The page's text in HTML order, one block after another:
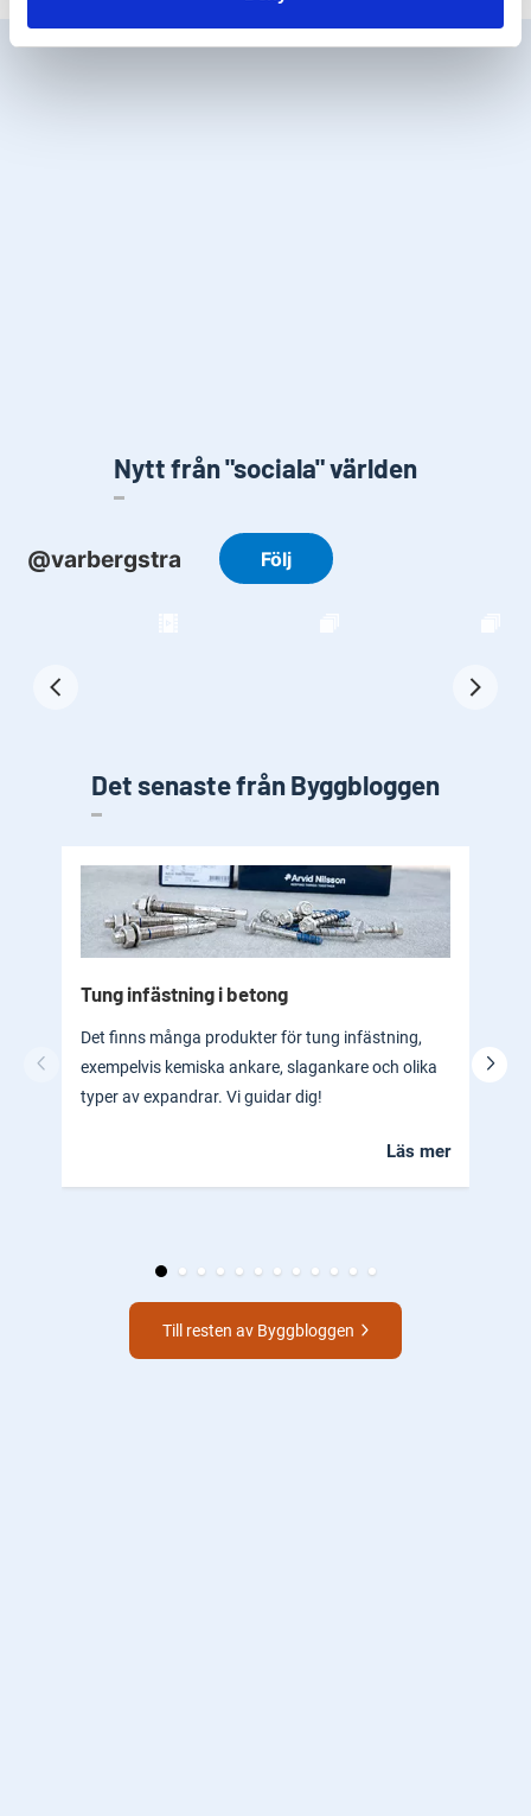
Nytt från "sociala" världen
Det senaste från Byggbloggen
Tung infästning i betong
Det finns många produkter för tung infästning,
exempelvis kemiska ankare, slagankare och olika
typer av expandrar. Vi guidar dig!
Läs mer
Till resten av Byggbloggen